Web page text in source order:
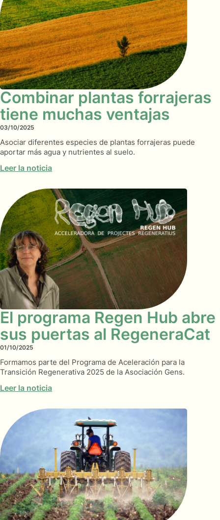
Combinar plantas forrajeras
tiene muchas ventajas
03/10/2025
Asociar diferentes especies de plantas forrajeras puede
aportar más agua y nutrientes al suelo.
Leer la noticia
El programa Regen Hub abre
sus puertas al RegeneraCat
01/10/2025
Formamos parte del Programa de Aceleración para la
Transición Regenerativa 2025 de la Asociación Gens.
Leer la noticia